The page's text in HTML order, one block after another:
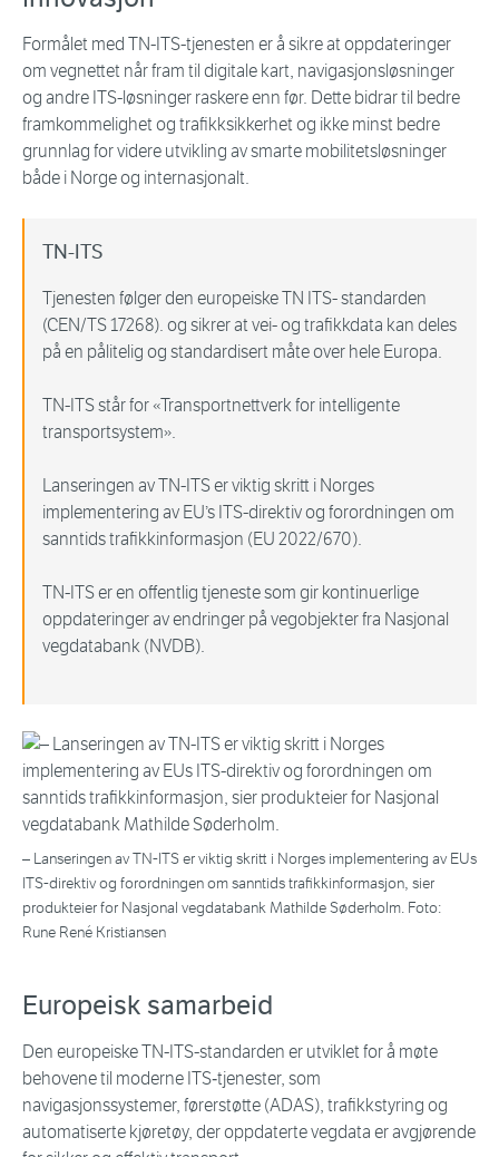
Formålet med TN-ITS-tjenesten er å sikre at oppdateringer
om vegnettet når fram til digitale kart, navigasjonsløsninger
og andre ITS-løsninger raskere enn før. Dette bidrar til bedre
framkommelighet og trafikksikkerhet og ikke minst bedre
grunnlag for videre utvikling av smarte mobilitetsløsninger
både i Norge og internasjonalt.
TN-ITS
Tjenesten følger den europeiske TN ITS- standarden
(CEN/TS 17268). og sikrer at vei- og trafikkdata kan deles
på en pålitelig og standardisert måte over hele Europa.
TN-ITS står for «Transportnettverk for intelligente
transportsystem».
Lanseringen av TN-ITS er viktig skritt i Norges
implementering av EU’s ITS-direktiv og forordningen om
sanntids trafikkinformasjon (EU 2022/670).
TN-ITS er en offentlig tjeneste som gir kontinuerlige
oppdateringer av endringer på vegobjekter fra Nasjonal
vegdatabank (NVDB).
– Lanseringen av TN-ITS er viktig skritt i Norges implementering av EUs
ITS-direktiv og forordningen om sanntids trafikkinformasjon, sier
produkteier for Nasjonal vegdatabank Mathilde Søderholm. Foto:
Rune René Kristiansen
Europeisk samarbeid
Den europeiske TN-ITS-standarden er utviklet for å møte
behovene til moderne ITS‑tjenester, som
navigasjonssystemer, førerstøtte (ADAS), trafikkstyring og
automatiserte kjøretøy, der oppdaterte vegdata er avgjørende